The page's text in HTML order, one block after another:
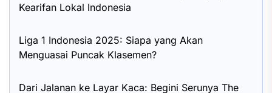
Kearifan Lokal Indonesia
Liga 1 Indonesia 2025: Siapa yang Akan
Menguasai Puncak Klasemen?
Dari Jalanan ke Layar Kaca: Begini Serunya The